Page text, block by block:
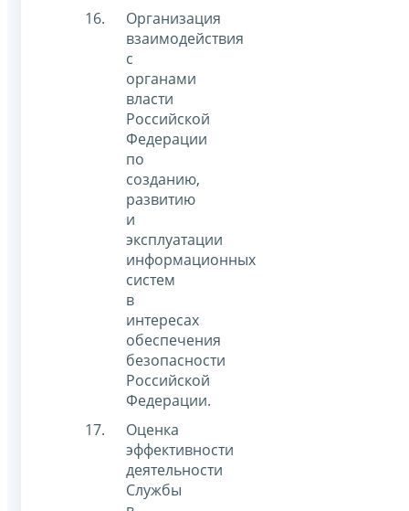
Организация
взаимодействия
с
органами
власти
Российской
Федерации
по
созданию,
развитию
и
эксплуатации
информационных
систем
в
интересах
обеспечения
безопасности
Российской
Федерации.
Оценка
эффективности
деятельности
Службы